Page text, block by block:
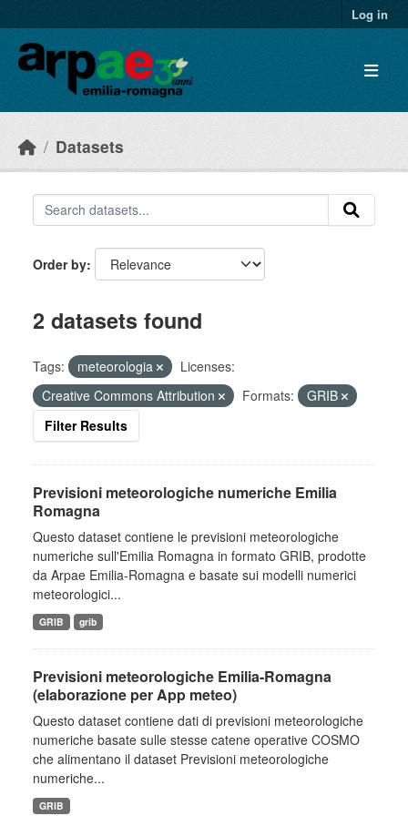
Log in
Datasets
Order by
2 datasets found
Tags: meteorologia
Licenses:
Creative Commons Attribution
Formats:
GRIB
Filter Results
Previsioni meteorologiche numeriche Emilia
Romagna
Questo dataset contiene le previsioni meteorologiche
numeriche sull'Emilia Romagna in formato GRIB, prodotte
da Arpae Emilia-Romagna e basate sui modelli numerici
meteorologici...
GRIB grib
Previsioni meteorologiche Emilia-Romagna
(elaborazione per App meteo)
Questo dataset contiene dati di previsioni meteorologiche
numeriche basate sulle stesse catene operative COSMO
che alimentano il dataset Previsioni meteorologiche
numeriche...
GRIB